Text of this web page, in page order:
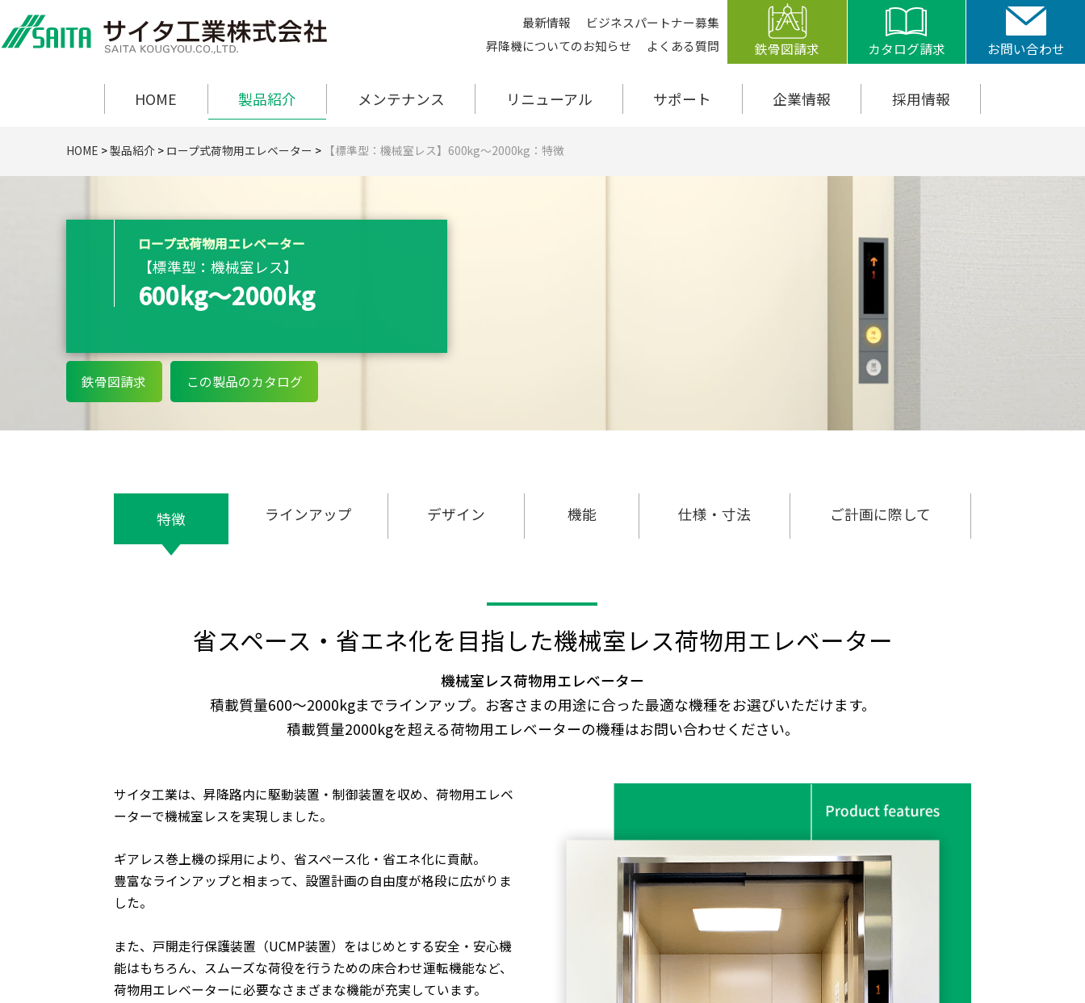
HOME 製品紹介 メンテナンス リニューアル サポート 企業情報 採用情報
最新情報
ビジネスパートナー募集
昇降機についてのお知らせ
よくある質問 鉄骨図請求 カタログ請求 お問い合わせ
HOME >製品紹介> ロープ式荷物用エレベーター > 【標準型：機械室レス】600kg〜2000kg：特徴
ロープ式荷物用エレベーター
【標準型：機械室レス】
600kg〜2000kg
鉄骨図請求 この製品のカタログ
特徴 ラインアップ デザイン 機能 仕様・寸法 ご計画に際して
省スペース・省エネ化を目指した機械室レス荷物用エレベーター
機械室レス荷物用エレベーター
積載質量600〜2000kgまでラインアップ。 お客さまの用途に合った最適な機種をお選びいただけます。
積載質量2000kgを超える荷物用エレベーターの機種はお問い合わせください。
サイタ工業は、昇降路内に駆動装置・制御装置を収め、荷物用エレベ
ーターで機械室レスを実現しました。
ギアレス巻上機の採用により、省スペース化・省エネ化に貢献。
豊富なラインアップと相まって、設置計画の自由度が格段に広がりま
した。
また、戸開走行保護装置（UCMP装置）をはじめとする安全・安心機
能はもちろん、スムーズな荷役を行うための床合わせ運転機能など、
荷物用エレベーターに必要なさまざまな機能が充実しています。